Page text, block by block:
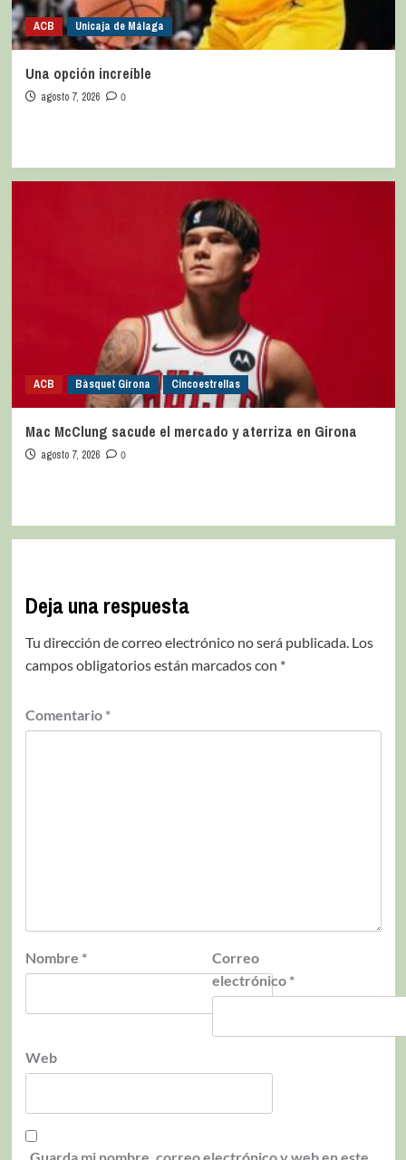
ACB Unicaja de Málaga
Una opción increíble
agosto 7, 2026 0
ACB Bàsquet Girona Cincoestrellas
Mac McClung sacude el mercado y aterriza en Girona
agosto 7, 2026 0
Deja una respuesta
Tu dirección de correo electrónico no será publicada. Los
campos obligatorios están marcados con *
Comentario *
Nombre *
Correo
electrónico *
Web